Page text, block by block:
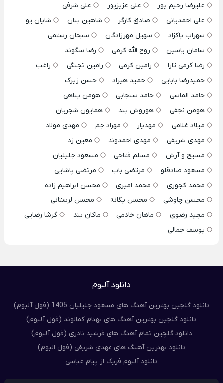
علیرضا رحیم پور
علی عزیزپور
علی شرفی
علی احمدیانی
صادق کارگر شاهین بنان
شایان یو
سهراب پاکزاد
سهیل مهرزادگان
سبحان رستمی
سامان یاسین
روح الله کرمی
رضا سگوند
رضا کرمی تارا
رامین کرمی رامین تجنگی
راغب
حمیدرضا بابایی
حمید هیراد
حسن زیرک
حامد الماسی
حامد سنجابی
هومن پناهی
هومن نجفی
هوروش بند
همایون شجریان
میلاد غلامی
مهدیار مهراد جم
مهدی مولاد
مهدی شریفی
مهدی احمدوند
معین زد
مسیح و آرش
مسلم فتاحی
مسعود جلیلیان
مسعود صادقلو
مرتضی باب
مرتضی پاشایی
محمد کجوری
محمد امیری
محسن ابراهیم زاده
محسن چاوشی
محسن یگانه
محسن لرستانی
مجید رضوی
ماهان خادمی ماکان بند
گرشا رضایی
یوسف جمالی
دانلود آلبوم
دانلود گلچین بهترین آهنگ های مسعود جلیلیان 1405 (فول آلبوم)
دانلود گلچین بهترین آهنگ های بهنام کمالوند (فول آلبوم)
دانلود گلچین تمام آهنگ های فرشید نادری (فول آلبوم)
دانلود بهترین آهنگ های مهدی شریفی (فول البوم)
دانلود آلبوم فریک از پیام عباسی